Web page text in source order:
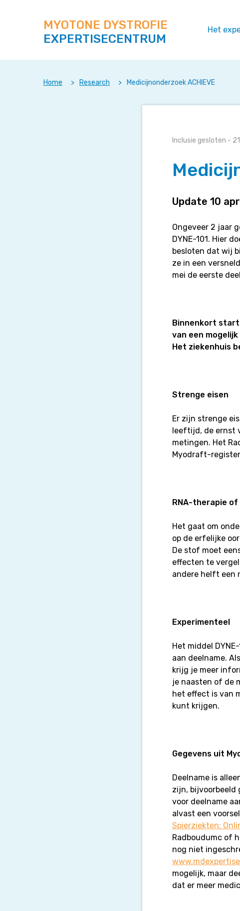
naar
content
deze
site
MYOTONE DYSTROFIE
EXPERTISECENTRUM
Het
Home > Research > Medicijnonderzoek ACHIEVE
Inclusie gesloten -
Update 10
Ongeveer 2 jaar
DYNE-101. Hier
besloten dat wij
ze in een
mei de eerste
Binnenkort
van een
Het ziekenhuis
Strenge eisen
Er zijn strenge
leeftijd, de ernst
metingen. Het
Myodraft-
RNA-therapie of
Het gaat om
op de erfelijke
De stof moet
effecten te
andere helft een
Experimenteel
Het middel
aan deelname.
krijg je meer
je naasten of de
het effect is van
kunt krijgen.
Gegevens uit
Deelname is
zijn, bijvoorbeeld
voor deelname
alvast een
Spierziekten:
Radboudumc of
nog niet
mogelijk, maar
dat er meer